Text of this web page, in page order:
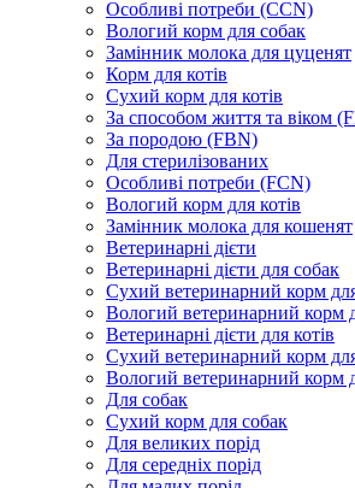
Особливі потреби (CCN)
Вологий корм для собак
Замінник молока для цуценят
Корм для котів
Сухий корм для котів
За способом життя та віком
За породою (FBN)
Для стерилізованих
Особливі потреби (FCN)
Вологий корм для котів
Замінник молока для кошенят
Ветеринарні дієти
Ветеринарні дієти для собак
Сухий ветеринарний корм
Вологий ветеринарний корм
Ветеринарні дієти для котів
Сухий ветеринарний корм для
Вологий ветеринарний корм
Для собак
Сухий корм для собак
Для великих порід
Для середніх порід